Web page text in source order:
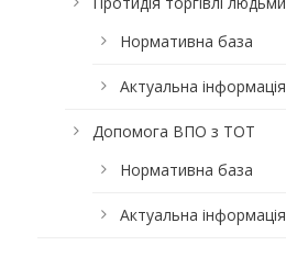
Нормативна база
Актуальна інформація
Допомога ВПО з ТОТ
Нормативна база
Актуальна інформація